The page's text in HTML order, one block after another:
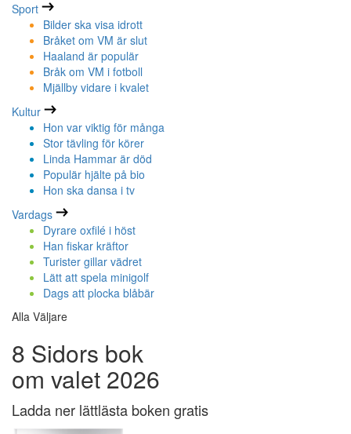
Sport
Bilder ska visa idrott
Bråket om VM är slut
Haaland är populär
Bråk om VM i fotboll
Mjällby vidare i kvalet
Kultur
Hon var viktig för många
Stor tävling för körer
Linda Hammar är död
Populär hjälte på bio
Hon ska dansa i tv
Vardags
Dyrare oxfilé i höst
Han fiskar kräftor
Turister gillar vädret
Lätt att spela minigolf
Dags att plocka blåbär
Alla Väljare
8 Sidors bok
om valet 2026
Ladda ner lättlästa boken gratis